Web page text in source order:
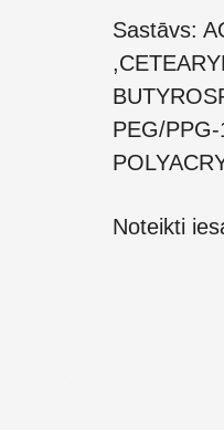
Sastāvs:
PEG/
Noteikti